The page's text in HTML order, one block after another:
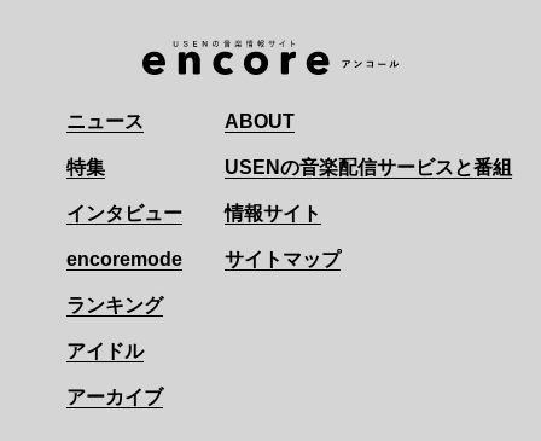
ニュース
特集
インタビュー
encoremode
ランキング
アイドル
アーカイブ
ABOUT
USENの音楽配信サービスと番組
情報サイト
サイトマップ